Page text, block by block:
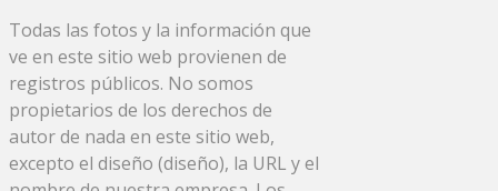
Todas las fotos y la información que
ve en este sitio web provienen de
registros públicos. No somos
propietarios de los derechos de
autor de nada en este sitio web,
excepto el diseño (diseño), la URL y el